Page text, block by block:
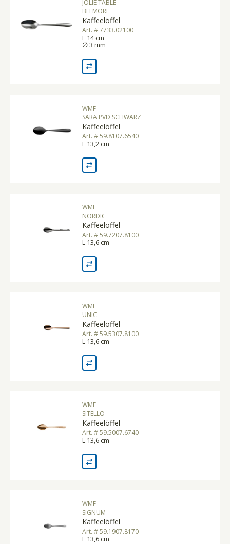
JOLIE TABLE
BELMORE
Kaffeelöffel
Art. # 7733.02100
L 14 cm
∅ 3 mm
WMF
SARA PVD SCHWARZ
Kaffeelöffel
Art. # 59.8107.6540
L 13,2 cm
WMF
NORDIC
Kaffeelöffel
Art. # 59.7207.8100
L 13,6 cm
WMF
UNIC
Kaffeelöffel
Art. # 59.5307.8100
L 13,6 cm
WMF
SITELLO
Kaffeelöffel
Art. # 59.5007.6740
L 13,6 cm
WMF
SIGNUM
Kaffeelöffel
Art. # 59.1907.8170
L 13,6 cm